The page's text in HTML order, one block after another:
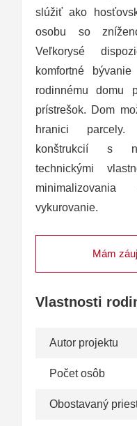
slúžiť ako
osobu so
Veľkorysé
komfortné
rodinnému domu
prístrešok. Dom
hranici parcely.
konštrukcií s
technickými
vykurovanie.
Mám
Vlastnosti
Autor projektu
Počet osôb
Obostavaný